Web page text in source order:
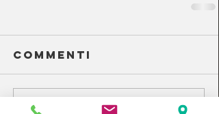
Commenti
Scrivi un commento...